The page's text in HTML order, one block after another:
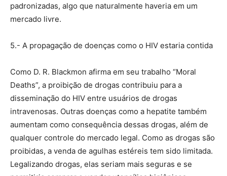
padronizadas, algo que naturalmente haveria em um
mercado livre.
5.- A propagação de doenças como o HIV estaria contida
Como D. R. Blackmon afirma em seu trabalho “Moral
Deaths”, a proibição de drogas contribuiu para a
disseminação do HIV entre usuários de drogas
intravenosas. Outras doenças como a hepatite também
aumentam como consequência dessas drogas, além de
qualquer controle do mercado legal. Como as drogas são
proibidas, a venda de agulhas estéreis tem sido limitada.
Legalizando drogas, elas seriam mais seguras e se